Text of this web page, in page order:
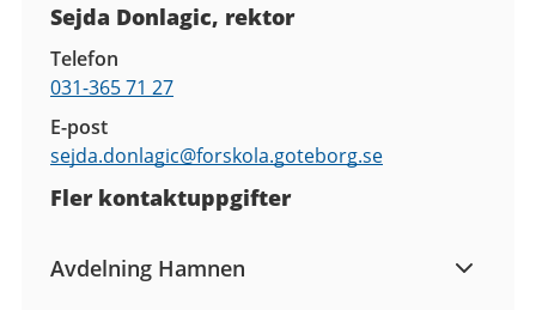
Sejda Donlagic, rektor
Telefon
031-365 71 27
E-post
sejda.donlagic@forskola.goteborg.se
Fler kontaktuppgifter
Avdelning Hamnen